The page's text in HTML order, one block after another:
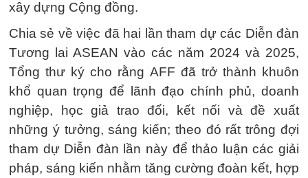
xây dựng Cộng đồng.
Chia sẻ về việc đã hai lần tham dự các Diễn đàn
Tương lai ASEAN vào các năm 2024 và 2025,
Tổng thư ký cho rằng AFF đã trở thành khuôn
khổ quan trọng để lãnh đạo chính phủ, doanh
nghiệp, học giả trao đổi, kết nối và đề xuất
những ý tưởng, sáng kiến; theo đó rất trông đợi
tham dự Diễn đàn lần này để thảo luận các giải
pháp, sáng kiến nhằm tăng cường đoàn kết, hợp